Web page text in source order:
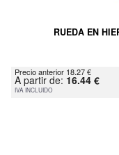
RUEDA EN
Precio anterior 18.27 €
A partir de: 16.44 €
IVA INCLUIDO